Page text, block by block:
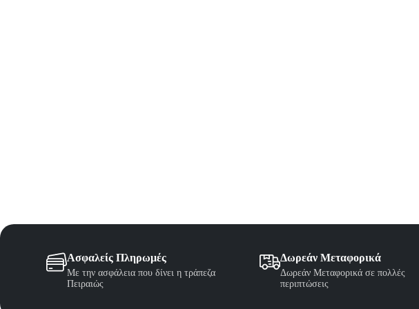
Ασφαλείς Πληρωμές
Με την ασφάλεια που δίνει η τράπεζα
Πειραιώς
Δωρεάν Μεταφορικά
Δωρεάν Μεταφορικά σε πολλές
περιπτώσεις